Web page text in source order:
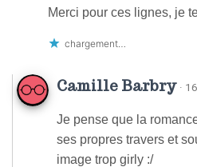
Merci pour ces lignes, je
chargement…
Camille Barbry ·
Je pense que la
ses propres travers et
image trop girly :/